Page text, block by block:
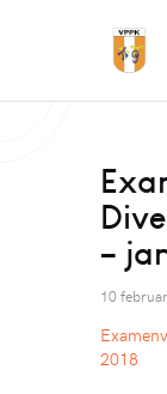
–
10
2018